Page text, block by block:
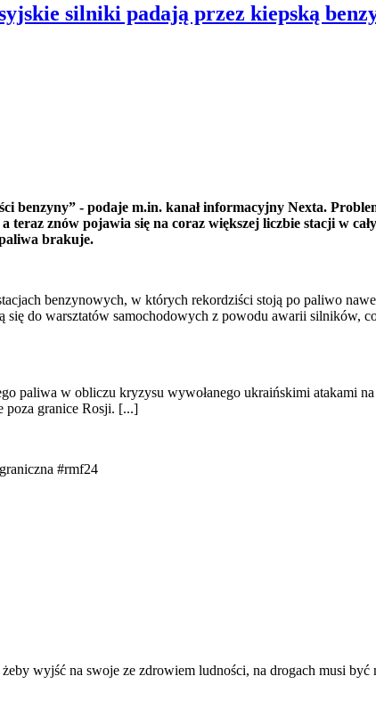
silniki padają przez kiepską
benzyny” - podaje m.in. kanał informacyjny Nexta.
teraz znów pojawia się na coraz większej liczbie stacji w
brakuje.
benzynowych, w których rekordziści stoją po paliwo
się do warsztatów samochodowych z powodu awarii silników,
paliwa w obliczu kryzysu wywołanego ukraińskimi atakami
poza granice Rosji. [...]
#rmf24
wyjść na swoje ze zdrowiem ludności, na drogach musi